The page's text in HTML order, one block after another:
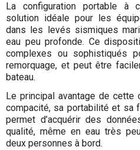
La configuration portable à
solution idéale pour les
dans les levés sismiques
eau peu profonde. Ce
complexes ou sophistiqués
remorquage, et peut être
bateau.
Le principal avantage de
compacité, sa portabilité et sa
permet d’acquérir des
qualité, même en eau très
deux personnes à bord.